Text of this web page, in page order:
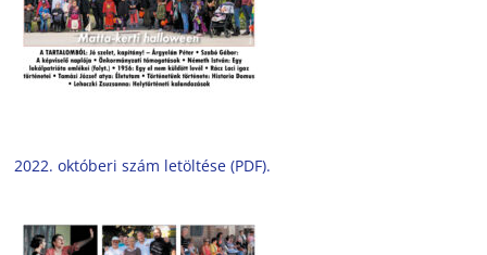
2022. októberi szám letöltése (PDF).